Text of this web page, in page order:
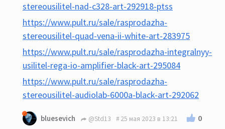
stereousilitel-nad-c328-art-292918-ptss
https://www.pult.ru/sale/rasprodazha-
stereousilitel-quad-vena-ii-white-art-283975
https://www.pult.ru/sale/rasprodazha-integralnyy-
usilitel-rega-io-amplifier-black-art-295084
https://www.pult.ru/sale/rasprodazha-
stereousilitel-audiolab-6000a-black-art-292062
bluesevich @Std13 25 мая 2023 в 13:21 0